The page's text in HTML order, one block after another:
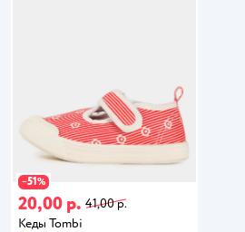
−51%
20,00 р. 41,00 р.
Кеды Tombi